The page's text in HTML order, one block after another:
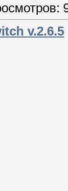
v.2.6.5